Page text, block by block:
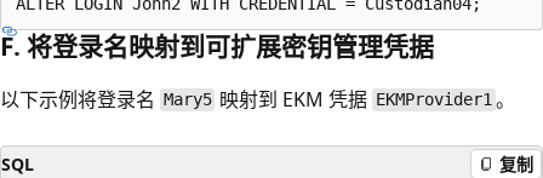
F. 将登录名映射到可扩展密钥管理凭据
以下示例将登录名 Mary5 映射到 EKM 凭据 EKMProvider1。
SQL 复制